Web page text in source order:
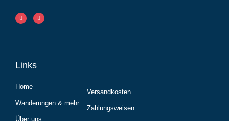
Links
Home
Wanderungen & mehr
Über uns
Versandkosten
Zahlungsweisen